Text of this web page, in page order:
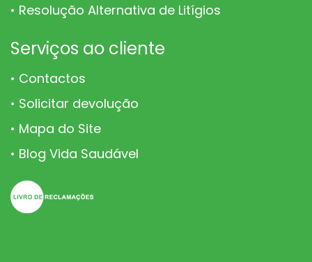
Resolução Alternativa de Litígios
Serviços ao cliente
Contactos
Solicitar devolução
Mapa do Site
Blog Vida Saudável